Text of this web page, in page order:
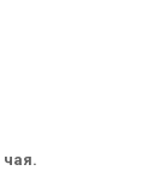
чая.